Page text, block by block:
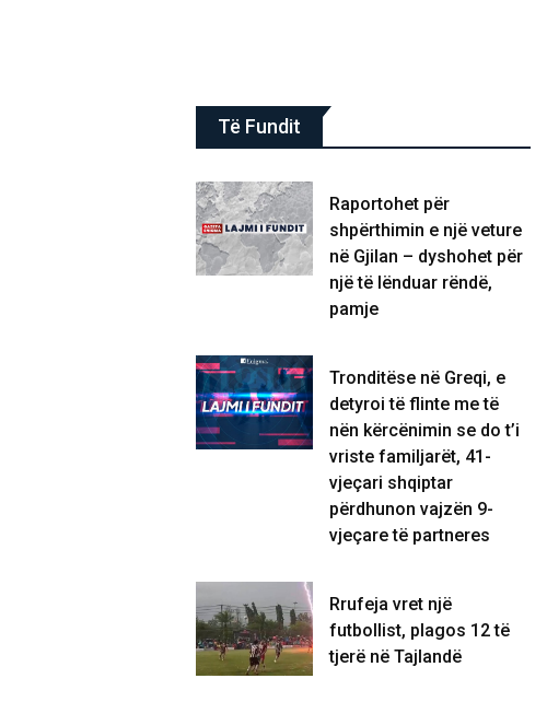
Të Fundit
Raportohet për
shpërthimin e një veture
në Gjilan – dyshohet për
një të lënduar rëndë,
pamje
Tronditëse në Greqi, e
detyroi të flinte me të
nën kërcënimin se do t’i
vriste familjarët, 41-
vjeçari shqiptar
përdhunon vajzën 9-
vjeçare të partneres
Rrufeja vret një
futbollist, plagos 12 të
tjerë në Tajlandë